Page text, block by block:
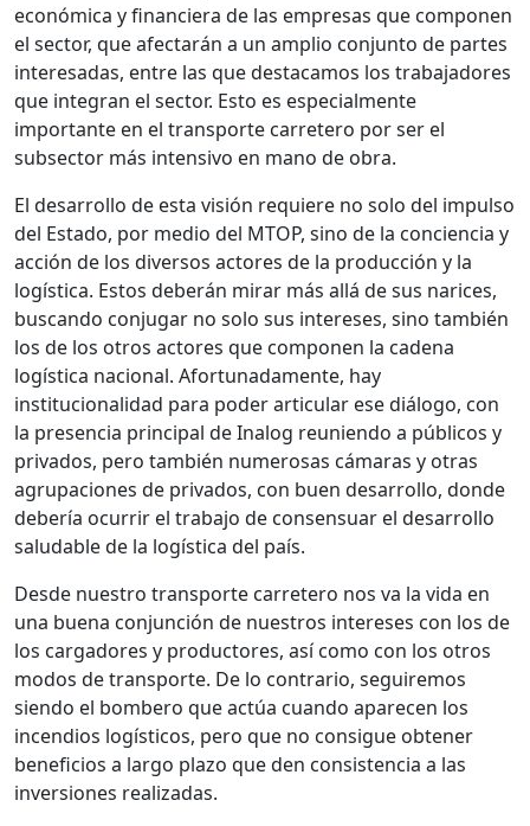
económica y financiera de las empresas que componen
el sector, que afectarán a un amplio conjunto de partes
interesadas, entre las que destacamos los trabajadores
que integran el sector. Esto es especialmente
importante en el transporte carretero por ser el
subsector más intensivo en mano de obra.
El desarrollo de esta visión requiere no solo del impulso
del Estado, por medio del MTOP, sino de la conciencia y
acción de los diversos actores de la producción y la
logística. Estos deberán mirar más allá de sus narices,
buscando conjugar no solo sus intereses, sino también
los de los otros actores que componen la cadena
logística nacional. Afortunadamente, hay
institucionalidad para poder articular ese diálogo, con
la presencia principal de Inalog reuniendo a públicos y
privados, pero también numerosas cámaras y otras
agrupaciones de privados, con buen desarrollo, donde
debería ocurrir el trabajo de consensuar el desarrollo
saludable de la logística del país.
Desde nuestro transporte carretero nos va la vida en
una buena conjunción de nuestros intereses con los de
los cargadores y productores, así como con los otros
modos de transporte. De lo contrario, seguiremos
siendo el bombero que actúa cuando aparecen los
incendios logísticos, pero que no consigue obtener
beneficios a largo plazo que den consistencia a las
inversiones realizadas.